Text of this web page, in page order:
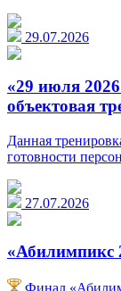
29.07.2026
«29 июля
объектовая
Данная
готовности
27.07.2026
«Абилимпикс
Финал